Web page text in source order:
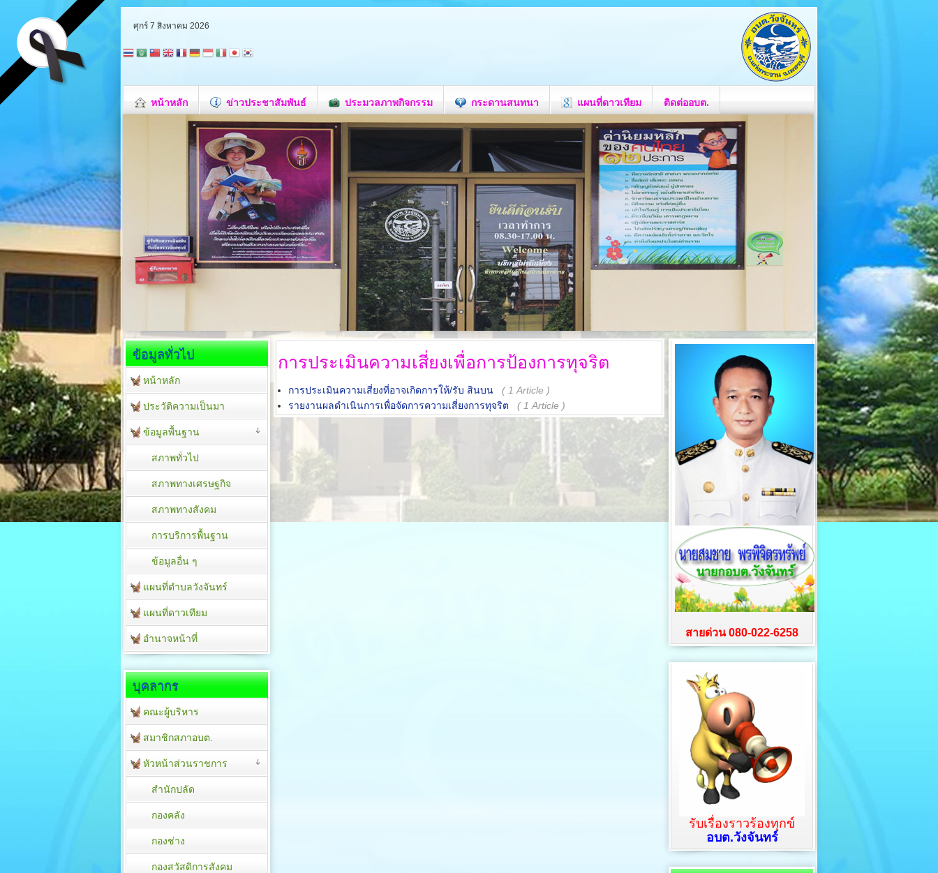
ศุกร์ 7 สิงหาคม 2026
หน้าหลัก ข่าวประชาสัมพันธ์ ประมวลภาพกิจกรรม กระดานสนทนา แผนที่ดาวเทียม ติดต่ออบต.
การประเมินความเสี่ยงเพื่อการป้องการทุจริต
การประเมินความเสี่ยงที่อาจเกิดการให้/รับ สินบน
( 1 Article )
รายงานผลดำเนินการเพื่อจัดการความเสี่ยงการทุจริต
( 1 Article )
ข้อมูลทั่วไป
หน้าหลัก
ประวัติความเป็นมา
ข้อมูลพื้นฐาน
สภาพทั่วไป
สภาพทางเศรษฐกิจ
สภาพทางสังคม
การบริการพื้นฐาน
ข้อมูลอื่น ๆ
แผนที่ตำบลวังจันทร์
แผนที่ดาวเทียม
อำนาจหน้าที่
บุคลากร
คณะผู้บริหาร
สมาชิกสภาอบต.
หัวหน้าส่วนราชการ
สำนักปลัด
กองคลัง
กองช่าง
กองสวัสดิการสังคม
สายด่วน 080-022-6258
รับเรื่องราวร้องทุกข์
อบต.วังจันทร์